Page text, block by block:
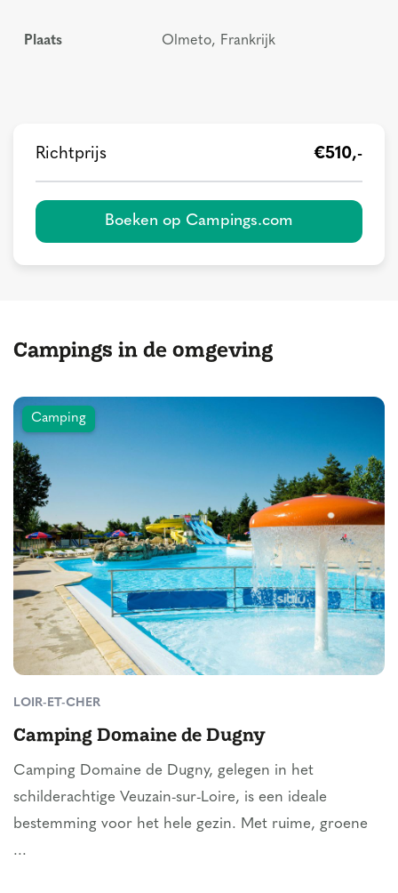
Plaats Olmeto, Frankrijk
Richtprijs €510,-
Boeken op Campings.com
Campings in de omgeving
Camping
LOIR-ET-CHER
Camping Domaine de Dugny
Camping Domaine de Dugny, gelegen in het
schilderachtige Veuzain-sur-Loire, is een ideale
bestemming voor het hele gezin. Met ruime, groene
...